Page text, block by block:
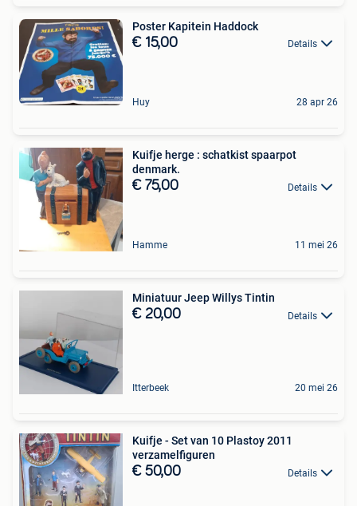
Poster Kapitein Haddock
€ 15,00 Details
Huy 28 apr 26
Kuifje herge : schatkist spaarpot
denmark.
€ 75,00 Details
Hamme 11 mei 26
Miniatuur Jeep Willys Tintin
€ 20,00 Details
Itterbeek 20 mei 26
Kuifje - Set van 10 Plastoy 2011
verzamelfiguren
€ 50,00 Details